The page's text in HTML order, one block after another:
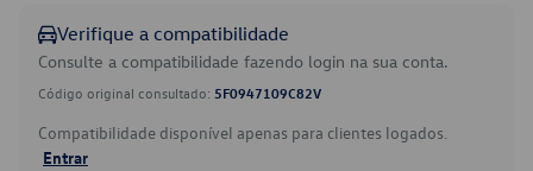
Verifique a compatibilidade
Consulte a compatibilidade fazendo login na sua conta.
Código original consultado: 5F0947109C82V
Compatibilidade disponível apenas para clientes logados.
Entrar